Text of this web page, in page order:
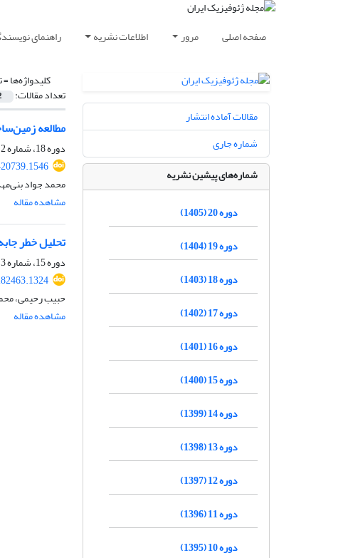
صفحه اصلی مرور اطلاعات نشریه راهنمای
کلیدواژه‌ها =
تعداد مقالات:
مطالعه
دوره 18، شماره 2، خرداد و تیر 1403، صفحه
محمد جواد
مشاهده مقاله
تحلیل‌ خطر
دوره 15، شماره 3، پاییز 1400، صفحه
حبیب رحیمی،
مشاهده مقاله
مقالات آماده انتشار
شماره جاری
شماره‌های پیشین نشریه
دوره 20 (1405)
دوره 19 (1404)
دوره 18 (1403)
دوره 17 (1402)
دوره 16 (1401)
دوره 15 (1400)
دوره 14 (1399)
دوره 13 (1398)
دوره 12 (1397)
دوره 11 (1396)
دوره 10 (1395)